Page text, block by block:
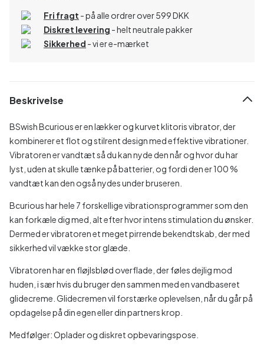
Fri fragt - på alle ordrer over 599 DKK
Diskret levering - helt neutrale pakker
Sikkerhed - vi er e-mærket
Beskrivelse
BSwish Bcurious er en lækker og kurvet klitoris vibrator, der
kombinerer et flot og stilrent design med effektive vibrationer.
Vibratoren er vandtæt så du kan nyde den når og hvor du har
lyst, uden at skulle tænke på batterier, og fordi den er 100 %
vandtæt kan den også nydes under bruseren.
Bcurious har hele 7 forskellige vibrationsprogrammer som den
kan forkæle dig med, alt efter hvor intens stimulation du ønsker.
Dermed er vibratoren et meget pirrende bekendtskab, der med
sikkerhed vil vække stor glæde.
Vibratoren har en fløjlsblød overflade, der føles dejlig mod
huden, i sær hvis du bruger den sammen med en vandbaseret
glidecreme. Glidecremen vil forstærke oplevelsen, når du går på
opdagelse på din egen eller din partners krop.
Medfølger: Oplader og diskret opbevaringspose.